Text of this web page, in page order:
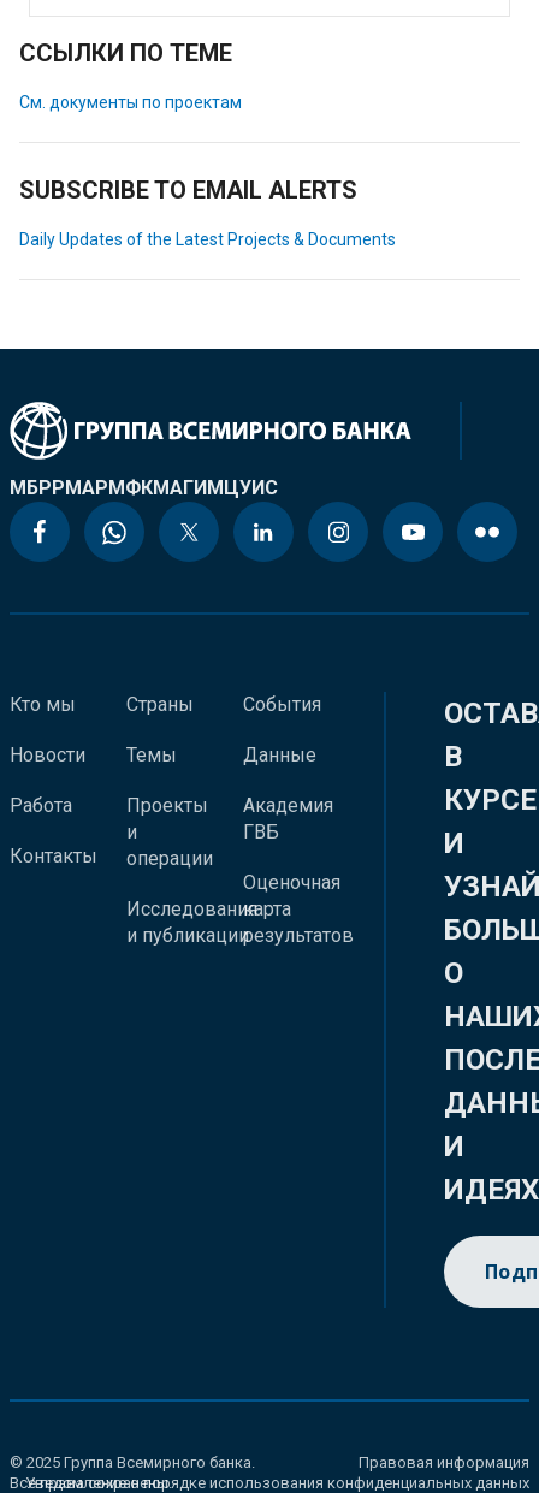
ССЫЛКИ ПО ТЕМЕ
См. документы по проектам
SUBSCRIBE TO EMAIL ALERTS
Daily Updates of the Latest Projects & Documents
МБРРМАРМФКМАГИМЦУИС
Кто мы
Новости
Работа
Контакты
Страны
Темы
Проекты
и
операции
Исследования
и публикации
События
Данные
Академия
ГВБ
Оценочная
карта
результатов
В
КУРСЕ
И
О
И
ИДЕЯХ
© 2025 Группа Всемирного банка.
Все права сохранены.
Правовая информация
Уведомление о порядке использования конфиденциальных данных